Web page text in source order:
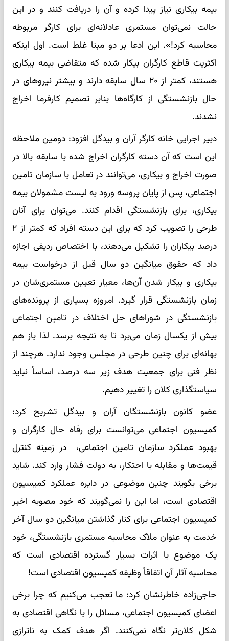
بیمه بیکاری نیاز پیدا کرده و آن را دریافت کنند و در این
حالت نمی‌توان مستمری عادلانه‌ای برای کارگر مربوطه
محاسبه کرد!». این ادعا بر دو مبنا غلط است. اول اینکه
اکثریت قاطع کارگران بیکار شده که متقاضی بیمه بیکاری
هستند، کمتر از ۲۰ سال سابقه دارند و بیشتر نیروهای در
حال بازنشستگی از کارگاه‌ها بنابر تصمیم کارفرما اخراج
نشدند.
دبیر اجرایی خانه کارگر آران و بیدگل افزود: دومین ملاحظه
این است که آن دسته کارگران اخراج شده با سابقه بالا در
صورت اخراج و بیکاری، می‌توانند در تعامل با سازمان تامین
اجتماعی، پس از پایان پروسه ورود به لیست مشمولان بیمه
بیکاری، برای بازنشستگی اقدام کنند. می‌توان برای آنان
طرحی را تصویب کرد که برای این دسته افراد که کمتر از ۲
درصد بیکاران را تشکیل می‌دهند، با اختصاص ردیفی اجازه
داد که حقوق میانگین دو سال قبل از درخواست بیمه
بیکاری و بیکار شدن آن‌ها، معیار تعیین مستمری‌شان در
زمان بازنشستگی قرار گیرد. امروزه بسیاری از پرونده‌های
بازنشستگی در شوراهای حل اختلاف در تامین اجتماعی
بیش از یکسال زمان می‌برد تا به نتیجه برسد. لذا باز هم
بهانه‌ای برای چنین طرحی در مجلس وجود ندارد. هرچند از
نظر فنی برای جمعیت هدف زیر سه درصد، اساساً نباید
سیاستگذاری کلان را تغییر دهیم.
عضو کانون بازنشستگان آران و بیدگل تشریح کرد:
کمیسیون اجتماعی می‌توانست برای رفاه حال کارگران و
بهبود عملکرد سازمان تامین اجتماعی، در زمینه کنترل
قیمت‌ها و مقابله با احتکار، به دولت فشار وارد کند. شاید
برخی بگویند چنین موضوعی در دایره عملکرد کمیسیون
اقتصادی است، اما این را نمی‌گویند که خود مصوبه اخیر
کمیسیون اجتماعی برای کنار گذاشتن میانگین دو سال آخر
خدمت به عنوان ملاک محاسبه مستمری بازنشستگی، خود
یک موضوع با اثرات بسیار گسترده اقتصادی است که
محاسبه آثار آن اتفاقاً وظیفه کمیسیون اقتصادی است!
حاجی‌زاده خاطرنشان کرد: ما تعجب می‌کنیم که چرا برخی
اعضای کمیسیون اجتماعی، مسائل را با نگاهی اقتصادی به
شکل کلان‌تر نگاه نمی‌کنند. اگر هدف کمک به ناترازی